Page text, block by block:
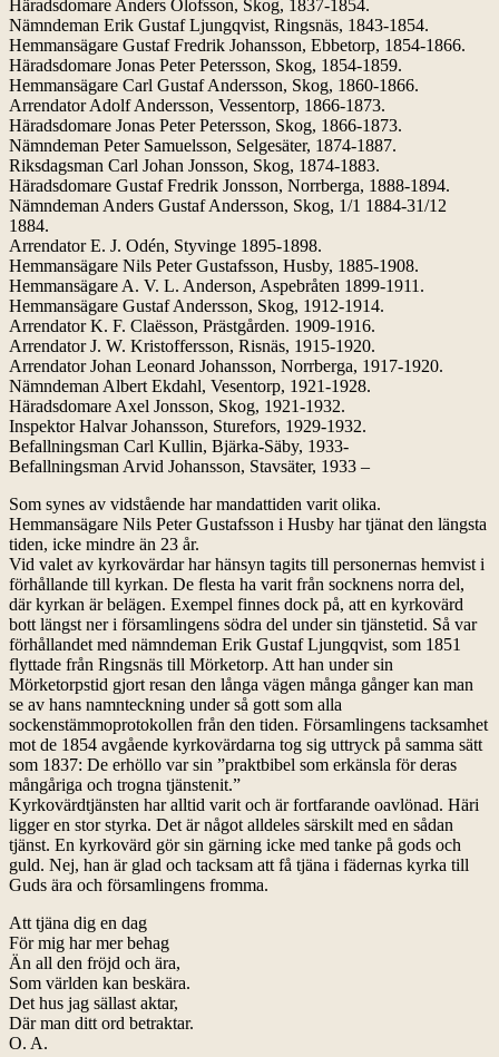
Häradsdomare Anders Olofsson, Skog, 1837-1854.
Nämndeman Erik Gustaf Ljungqvist, Ringsnäs, 1843-1854.
Hemmansägare Gustaf Fredrik Johansson, Ebbetorp, 1854-1866.
Häradsdomare Jonas Peter Petersson, Skog, 1854-1859.
Hemmansägare Carl Gustaf Andersson, Skog, 1860-1866.
Arrendator Adolf Andersson, Vessentorp, 1866-1873.
Häradsdomare Jonas Peter Petersson, Skog, 1866-1873.
Nämndeman Peter Samuelsson, Selgesäter, 1874-1887.
Riksdagsman Carl Johan Jonsson, Skog, 1874-1883.
Häradsdomare Gustaf Fredrik Jonsson, Norrberga, 1888-1894.
Nämndeman Anders Gustaf Andersson, Skog, 1/1 1884-31/12
1884.
Arrendator E. J. Odén, Styvinge 1895-1898.
Hemmansägare Nils Peter Gustafsson, Husby, 1885-1908.
Hemmansägare A. V. L. Anderson, Aspebråten 1899-1911.
Hemmansägare Gustaf Andersson, Skog, 1912-1914.
Arrendator K. F. Claësson, Prästgården. 1909-1916.
Arrendator J. W. Kristoffersson, Risnäs, 1915-1920.
Arrendator Johan Leonard Johansson, Norrberga, 1917-1920.
Nämndeman Albert Ekdahl, Vesentorp, 1921-1928.
Häradsdomare Axel Jonsson, Skog, 1921-1932.
Inspektor Halvar Johansson, Sturefors, 1929-1932.
Befallningsman Carl Kullin, Bjärka-Säby, 1933-
Befallningsman Arvid Johansson, Stavsäter, 1933 –
Som synes av vidstående har mandattiden varit olika.
Hemmansägare Nils Peter Gustafsson i Husby har tjänat den längsta
tiden, icke mindre än 23 år.
Vid valet av kyrkovärdar har hänsyn tagits till personernas hemvist i
förhållande till kyrkan. De flesta ha varit från socknens norra del,
där kyrkan är belägen. Exempel finnes dock på, att en kyrkovärd
bott längst ner i församlingens södra del under sin tjänstetid. Så var
förhållandet med nämndeman Erik Gustaf Ljungqvist, som 1851
flyttade från Ringsnäs till Mörketorp. Att han under sin
Mörketorpstid gjort resan den långa vägen många gånger kan man
se av hans namnteckning under så gott som alla
sockenstämmoprotokollen från den tiden. Församlingens tacksamhet
mot de 1854 avgående kyrkovärdarna tog sig uttryck på samma sätt
som 1837: De erhöllo var sin ”praktbibel som erkänsla för deras
mångåriga och trogna tjänstenit.”
Kyrkovärdtjänsten har alltid varit och är fortfarande oavlönad. Häri
ligger en stor styrka. Det är något alldeles särskilt med en sådan
tjänst. En kyrkovärd gör sin gärning icke med tanke på gods och
guld. Nej, han är glad och tacksam att få tjäna i fädernas kyrka till
Guds ära och församlingens fromma.
Att tjäna dig en dag
För mig har mer behag
Än all den fröjd och ära,
Som världen kan beskära.
Det hus jag sällast aktar,
Där man ditt ord betraktar.
O. A.